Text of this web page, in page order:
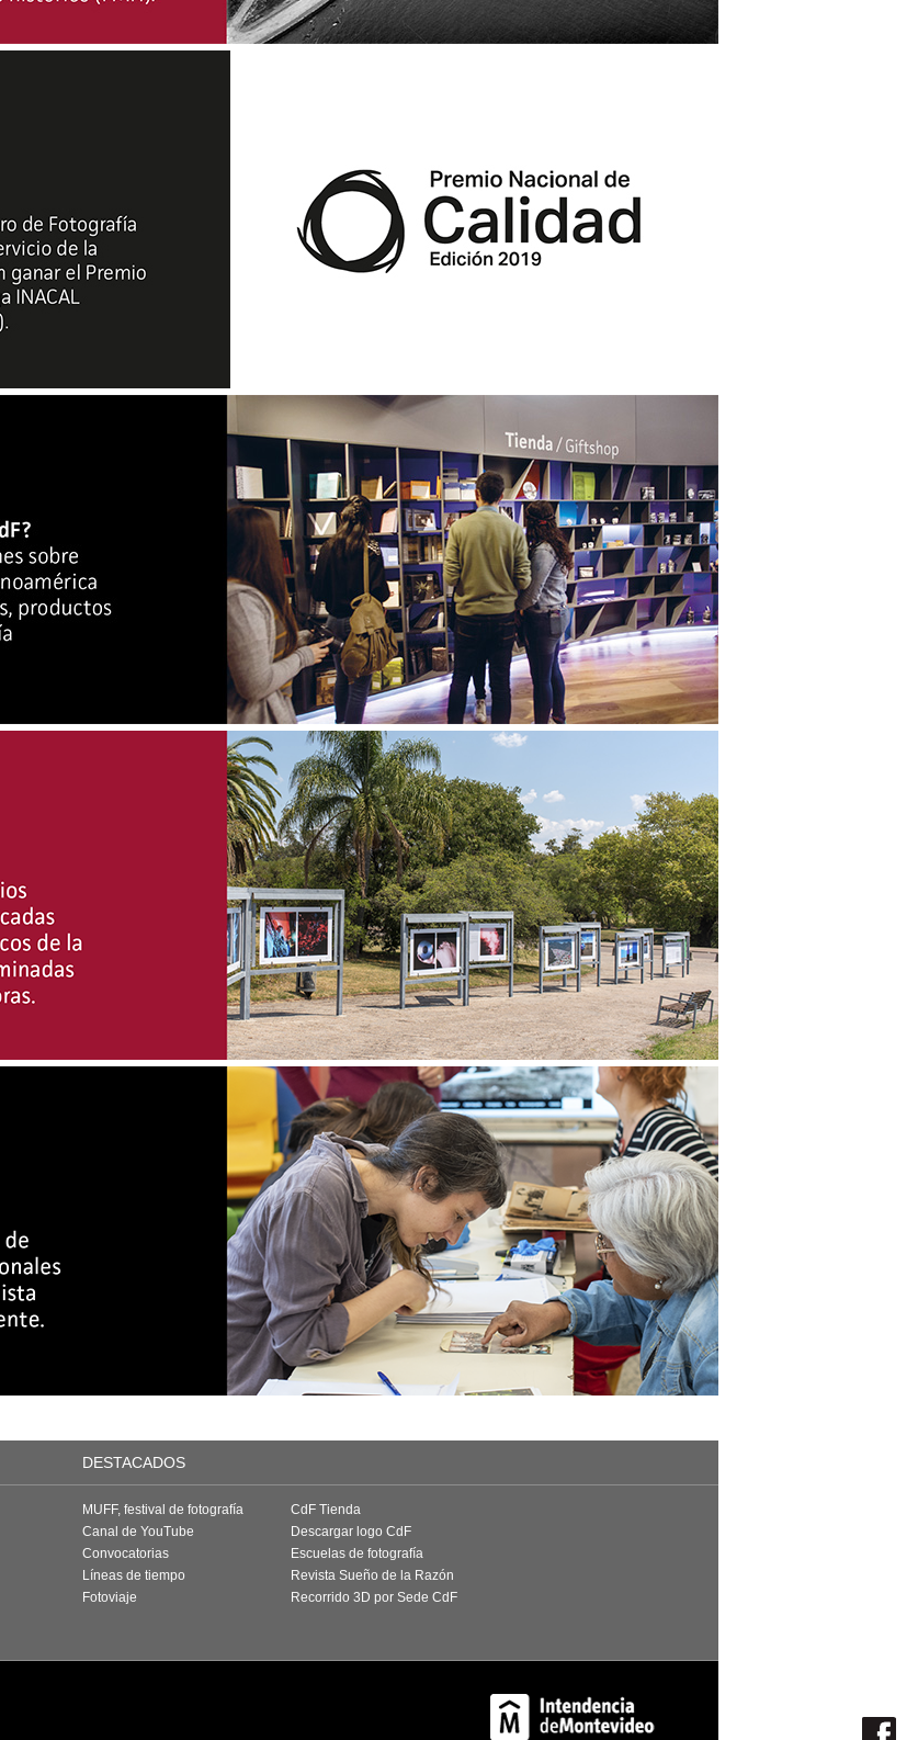
DESTACADOS
MUFF, festival de fotografía
Canal de YouTube
Convocatorias
Líneas de tiempo
Fotoviaje
CdF Tienda
Descargar logo CdF
Escuelas de fotografía
Revista Sueño de la Razón
Recorrido 3D por Sede CdF